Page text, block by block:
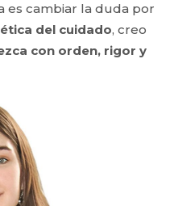
es cambiar la duda por
ética del cuidado, creo
con orden, rigor y